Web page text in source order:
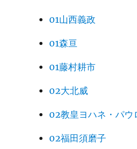
01山西義政
01森亘
01藤村耕市
02大北威
02教皇ヨハネ・パ
02福田須磨子